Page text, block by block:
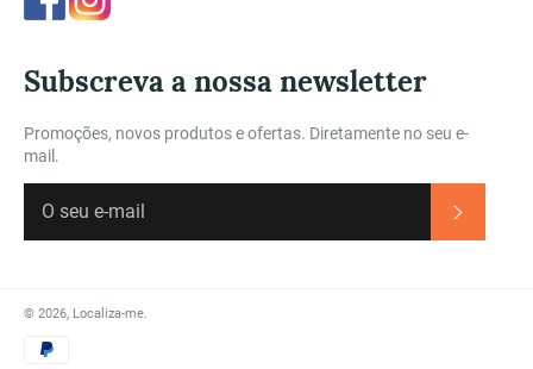
Subscreva a nossa newsletter
Promoções, novos produtos e ofertas. Diretamente no seu e-
mail.
© 2026, Localiza-me